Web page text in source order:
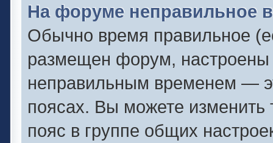
На форуме неправильное
Обычно время правильное
размещен форум, настроены
неправильным временем —
поясах. Вы можете изменить
пояс в группе общих